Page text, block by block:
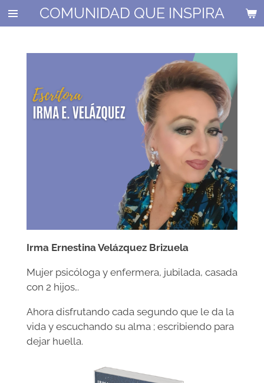
Ir
al
principal
COMUNIDAD QUE INSPIRA
Irma Ernestina Velázquez Brizuela
Mujer psicóloga y enfermera, jubilada, casada
con 2 hijos,.
Ahora disfrutando cada segundo que le da la
vida y escuchando su alma ; escribiendo para
dejar huella.